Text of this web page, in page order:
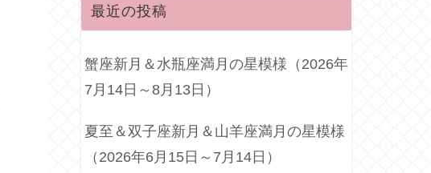
最近の投稿
蟹座新月＆水瓶座満月の星模様（2026年
7月14日～8月13日）
夏至＆双子座新月＆山羊座満月の星模様
（2026年6月15日～7月14日）